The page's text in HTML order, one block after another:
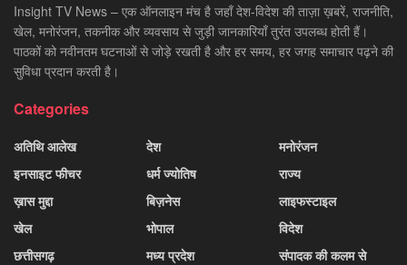
Insight TV News – एक ऑनलाइन मंच है जहाँ देश-विदेश की ताज़ा ख़बरें, राजनीति,
खेल, मनोरंजन, तकनीक और व्यवसाय से जुड़ी जानकारियाँ तुरंत उपलब्ध होती हैं।
पाठकों को नवीनतम घटनाओं से जोड़े रखती है और हर समय, हर जगह समाचार पढ़ने की
सुविधा प्रदान करती है।
Categories
अतिथि आलेख
इनसाइट फीचर
ख़ास मुद्दा
खेल
छत्तीसगढ़
देश
धर्म ज्योतिष
बिज़नेस
भोपाल
मध्य प्रदेश
मनोरंजन
राज्य
लाइफस्टाइल
विदेश
संपादक की कलम से